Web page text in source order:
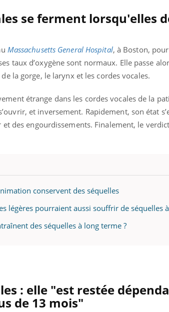
se ferment lorsqu'elles
Massachusetts General Hospital, à Boston,
taux d’oxygène sont normaux. Elle passe
la gorge, le larynx et les cordes vocales.
étrange dans les cordes vocales de la
et inversement. Rapidement, son état
des engourdissements. Finalement, le
conservent des séquelles
légères pourraient aussi souffrir de séquelles
des séquelles à long terme ?
: elle "est restée
de 13 mois"
numérique » pour
à la médecine
en matière de bilan de
d'un « jumeau
permet ...
Youtube
COUP DE
épisode, une ...